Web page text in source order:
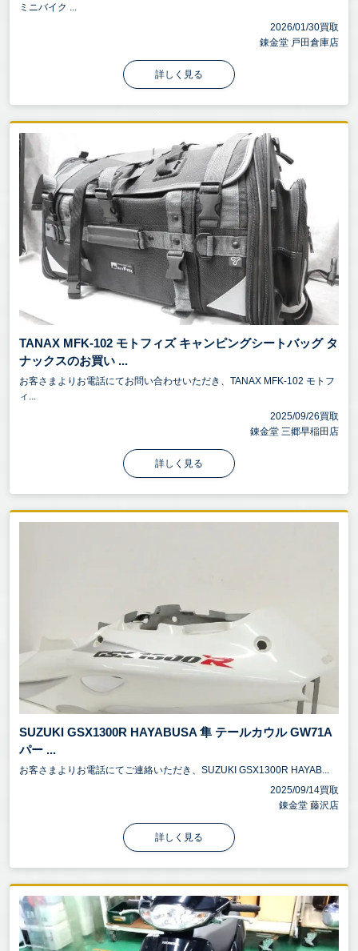
ミニバイク ...
2026/01/30買取
錬金堂 戸田倉庫店
詳しく見る
TANAX MFK-102 モトフィズ キャンピングシートバッグ タ
ナックスのお買い ...
お客さまよりお電話にてお問い合わせいただき、TANAX MFK-102 モトフ
ィ...
2025/09/26買取
錬金堂 三郷早稲田店
詳しく見る
SUZUKI GSX1300R HAYABUSA 隼 テールカウル GW71A
パー ...
お客さまよりお電話にてご連絡いただき、SUZUKI GSX1300R HAYAB...
2025/09/14買取
錬金堂 藤沢店
詳しく見る